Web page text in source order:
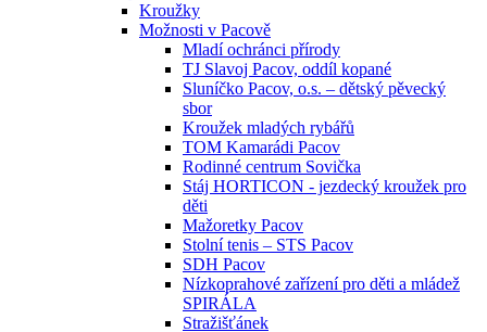
Kroužky
Možnosti v Pacově
Mladí ochránci přírody
TJ Slavoj Pacov, oddíl kopané
Sluníčko Pacov, o.s. – dětský pěvecký
sbor
Kroužek mladých rybářů
TOM Kamarádi Pacov
Rodinné centrum Sovička
Stáj HORTICON - jezdecký kroužek pro
děti
Mažoretky Pacov
Stolní tenis – STS Pacov
SDH Pacov
Nízkoprahové zařízení pro děti a mládež
SPIRÁLA
Stražišťánek